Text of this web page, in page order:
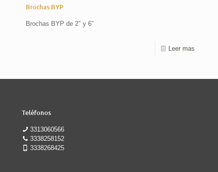
Brochas BYP
Brochas BYP de 2″ y 6″
Leer mas
Teléfonos
3313060566
3338258152
3338268425